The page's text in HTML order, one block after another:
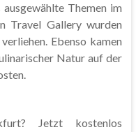
Themen im
Travel Gallery wurden
Ebenso kamen
Natur auf der
Jetzt kostenlos